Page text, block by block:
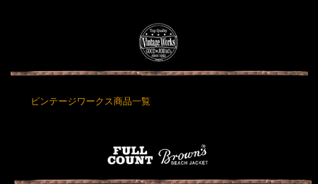
ビンテージワークス商品一覧